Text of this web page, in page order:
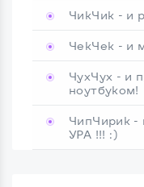
ЧикЧик - и
ЧекЧек - и
ЧухЧух - и
ноутбуком!
ЧипЧирик
УРА !!! :)